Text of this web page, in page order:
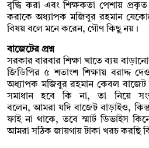
বৃদ্ধি করা এবং শিক্ষকতা পেশায়
করাকে অধ্যাপক মজিবুর রহমান
বিষয় বলে মনে করেন, গৌণ কিছু নয়।
বাজেটের প্রশ্ন
সরকার বারবার শিক্ষা খাতে ব্যয়
জিডিপির ৫ শতাংশ শিক্ষায় বরাদ্দ
অধ্যাপক মজিবুর রহমান কেবল বাজেট
সমাধান হবে কি না, তা নিয়ে
বলেন, আমরা যদি বাজেট বাড়াইও,
ফাই না থাকে, তবে স্মার্ট ডিভাইস
আমরা সঠিক জায়গায় টাকা খরচ করছি